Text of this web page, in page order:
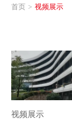
首页 视频展示
视频展示